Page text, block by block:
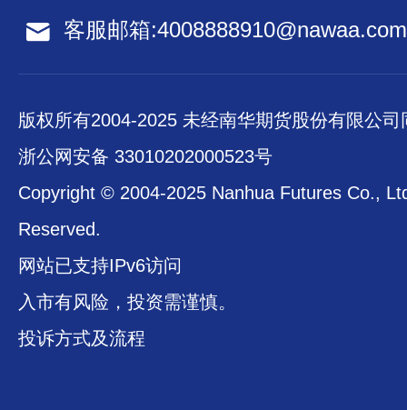
客服邮箱:4008888910@nawaa.com
版权所有2004-2025 未经南华期货股份有限公司
浙公网安备 33010202000523号
Copyright © 2004-2025 Nanhua Futures Co.,
Reserved.
网站已支持IPv6访问
入市有风险，投资需谨慎。
投诉方式及流程